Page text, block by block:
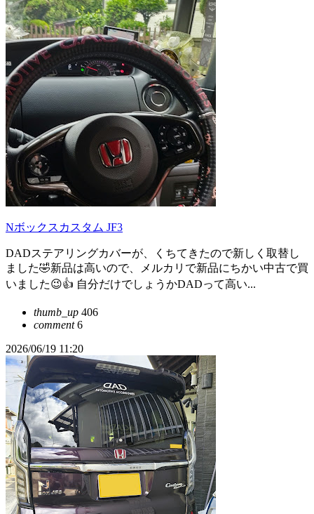
Nボックスカスタム JF3
DADステアリングカバーが、くちてきたので新しく取替し
ました🤣新品は高いので、メルカリで新品にちかい中古で買
いました😉👍 自分だけでしょうかDADって高い...
thumb_up 406
comment6
2026/06/19 11:20